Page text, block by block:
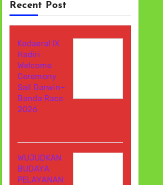
Recent Post
Kodaeral IX
Hadiri
Welcome
Ceremony
Sail Darwin–
Banda Race
2026
WUJUDKAN
BUDAYA
PELAYANAN